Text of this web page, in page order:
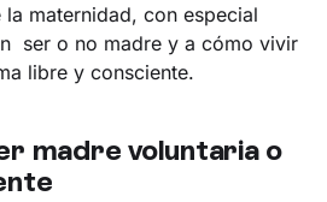
maternidad, con especial
ser o no madre y a cómo vivir
libre y consciente.
madre voluntaria o